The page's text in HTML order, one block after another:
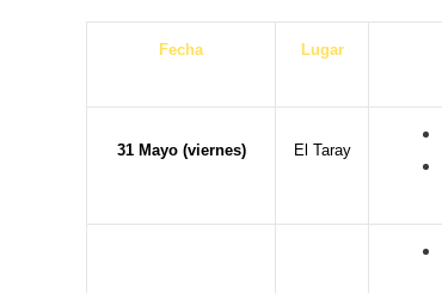
Fecha Lugar
31 Mayo (viernes) El Taray